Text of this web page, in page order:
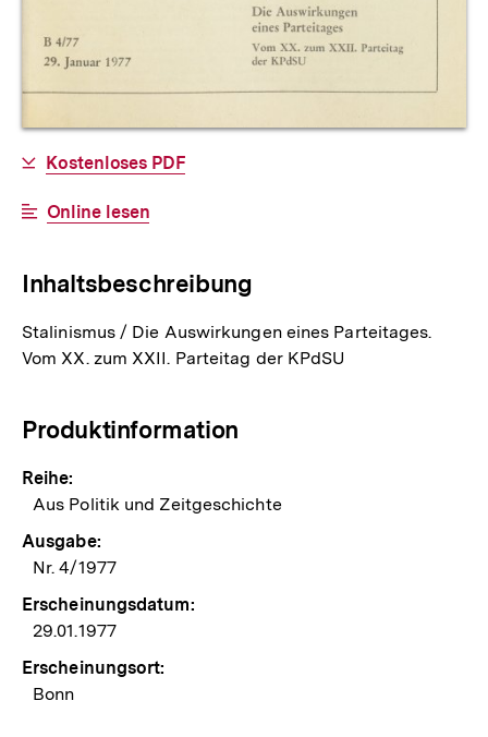
Allgemeine
Informationen
Download-
Kostenloses PDF
Interner
Online lesen
Inhaltsbeschreibung
Stalinismus / Die Auswirkungen eines Parteitages.
Vom XX. zum XXII. Parteitag der KPdSU
Produktinformation
Reihe:
Aus Politik und Zeitgeschichte
Ausgabe:
Nr. 4/1977
Erscheinungsdatum:
29.01.1977
Erscheinungsort:
Bonn